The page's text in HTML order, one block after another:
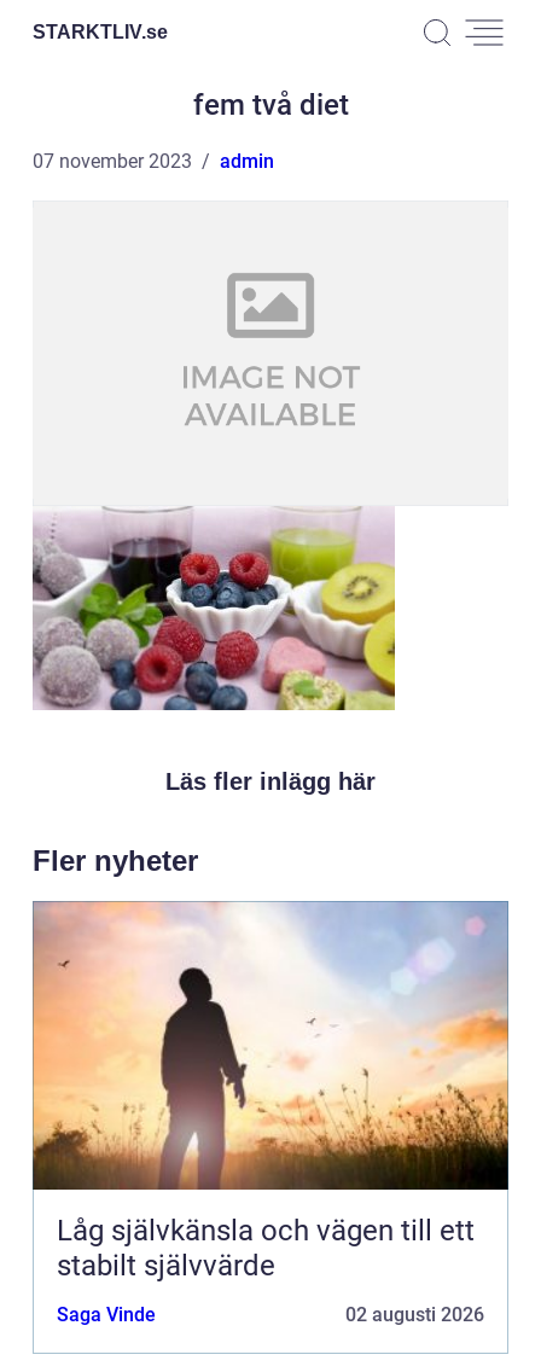
STARKTLIV.se
fem två diet
07 november 2023 admin
Läs fler inlägg här
Fler nyheter
Låg självkänsla och vägen till ett
stabilt självvärde
Saga Vinde 02 augusti 2026